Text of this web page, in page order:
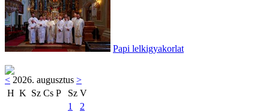
Papi lelkigyakorlat
< 2026. augusztus >
H K Sz Cs P Sz V
1
2